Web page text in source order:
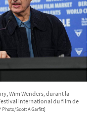
Wim Wenders, durant la
international du film de
Photo/Scott A Garfitt]